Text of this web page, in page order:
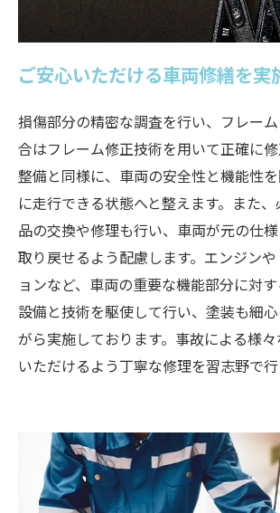
ご安心いただける車両修繕を実
損傷部分の精密な調査を行い、フレー
合はフレーム修正技術を用いて正確に
整備と同様に、車両の安全性と機能性
に走行できる状態へと整えます。また
品の交換や修理も行い、車両が元の仕
取り戻せるよう配慮します。エンジン
ョンなど、車両の重要な機能部分に対
設備と技術を駆使して行い、塗装も細
がら実施しております。事故による様
いただけるよう丁寧な修理を習志野で行